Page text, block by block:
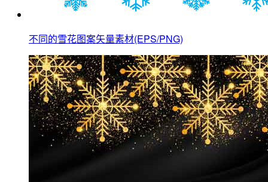
不同的雪花图案矢量素材(EPS/PNG)